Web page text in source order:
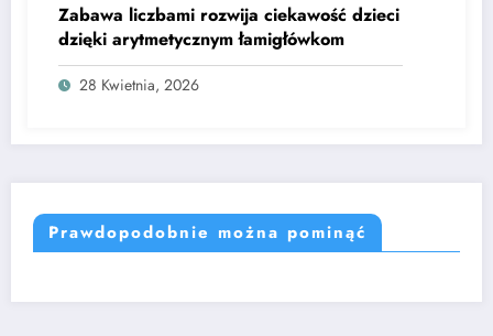
Zabawa liczbami rozwija ciekawość dzieci
dzięki arytmetycznym łamigłówkom
28 Kwietnia, 2026
Prawdopodobnie można pominąć